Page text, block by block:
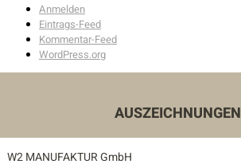
Unser Kontakt
Pressekontakt
Anmelden
Eintrags-Feed
Kommentar-Feed
WordPress.org
AUSZEICHNUNGEN
W2 MANUFAKTUR GmbH